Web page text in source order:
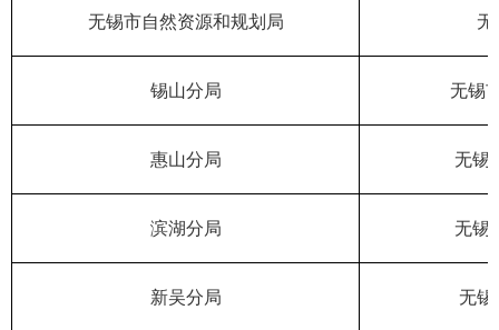
无锡市自然资源和规划局 无
锡山分局 无锡
惠山分局 无锡
滨湖分局 无锡
新吴分局 无锡